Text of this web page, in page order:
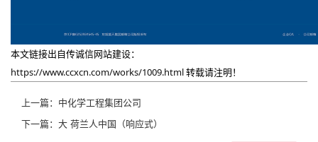
本文链接出自传诚信网站建设：
https://www.ccxcn.com/works/1009.html转载请注明！
上一篇：中化学工程集团公司
下一篇：大 荷兰人中国（响应式）